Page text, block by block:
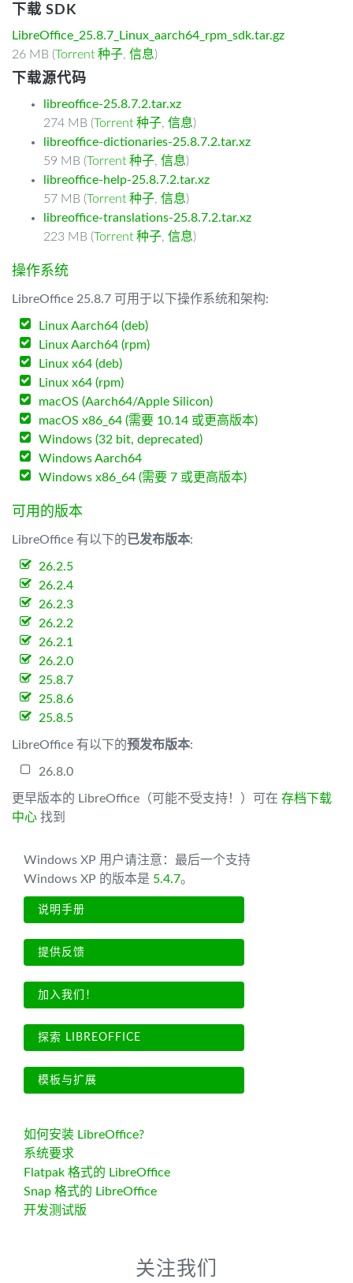
下载 SDK
LibreOffice_25.8.7_Linux_aarch64_rpm_sdk.tar.gz
26 MB (Torrent 种子, 信息)
下载源代码
libreoffice-25.8.7.2.tar.xz
274 MB (Torrent 种子, 信息)
libreoffice-dictionaries-25.8.7.2.tar.xz
59 MB (Torrent 种子, 信息)
libreoffice-help-25.8.7.2.tar.xz
57 MB (Torrent 种子, 信息)
libreoffice-translations-25.8.7.2.tar.xz
223 MB (Torrent 种子, 信息)
操作系统
LibreOffice 25.8.7 可用于以下操作系统和架构:
Linux Aarch64 (deb)
Linux Aarch64 (rpm)
Linux x64 (deb)
Linux x64 (rpm)
macOS (Aarch64/Apple Silicon)
macOS x86_64 (需要 10.14 或更高版本)
Windows (32 bit, deprecated)
Windows Aarch64
Windows x86_64 (需要 7 或更高版本)
可用的版本
LibreOffice 有以下的已发布版本:
26.2.5
26.2.4
26.2.3
26.2.2
26.2.1
26.2.0
25.8.7
25.8.6
25.8.5
LibreOffice 有以下的预发布版本:
26.8.0
更早版本的 LibreOffice（可能不受支持！）可在 存档下载
中心 找到
Windows XP 用户请注意：最后一个支持
Windows XP 的版本是 5.4.7。
说明手册
提供反馈
加入我们！
探索 LIBREOFFICE
模板与扩展
如何安装 LibreOffice?
系统要求
Flatpak 格式的 LibreOffice
Snap 格式的 LibreOffice
开发测试版
关注我们